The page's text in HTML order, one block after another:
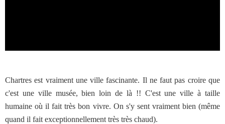
Chartres est vraiment une ville fascinante. Il ne faut pas croire que
c'est une ville musée, bien loin de là !! C'est une ville à taille
humaine où il fait très bon vivre. On s'y sent vraiment bien (même
quand il fait exceptionnellement très très chaud).